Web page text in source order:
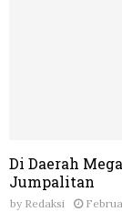
Di Daerah
Jumpalitan
by Redaksi